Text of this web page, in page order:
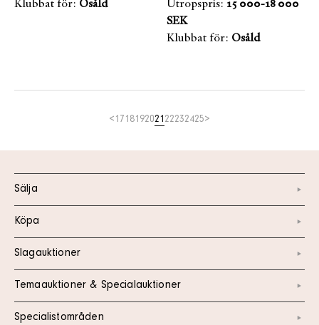
Klubbat för: Osåld
Utropspris: 15 000-18 000
SEK
Klubbat för: Osåld
< 17 18 192021 22232425>
Sälja
Köpa
Slagauktioner
Temaauktioner & Specialauktioner
Specialistområden